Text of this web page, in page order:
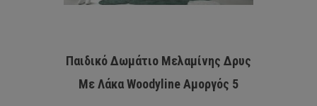
Παιδικό Δωμάτιο Μελαμίνης Δρυς
Με Λάκα Woodyline Αμοργός 5